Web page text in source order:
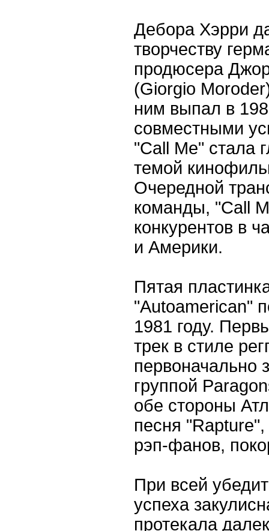
Дебора Хэрри
творчеству
продюсера
(Giorgio
ним выпал в
совместными
"Call Me" стала
темой
Очередной
команды, "Call
конкурентов в
и Америки.
Пятая
"Autoamerican"
1981 году.
трек в стиле
первоначально
группой
обе стороны
песня
рэп-фанов,
При всей
успеха
протекала